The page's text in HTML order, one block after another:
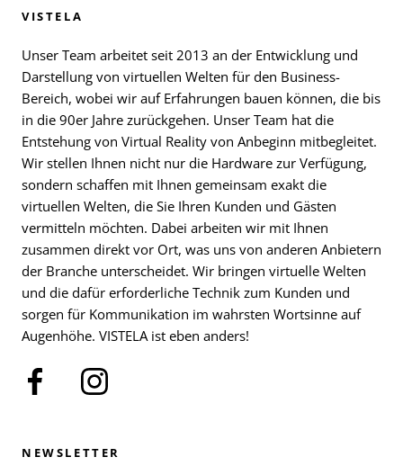
VISTELA
Unser Team arbeitet seit 2013 an der Entwicklung und
Darstellung von virtuellen Welten für den Business-
Bereich, wobei wir auf Erfahrungen bauen können, die bis
in die 90er Jahre zurückgehen. Unser Team hat die
Entstehung von Virtual Reality von Anbeginn mitbegleitet.
Wir stellen Ihnen nicht nur die Hardware zur Verfügung,
sondern schaffen mit Ihnen gemeinsam exakt die
virtuellen Welten, die Sie Ihren Kunden und Gästen
vermitteln möchten. Dabei arbeiten wir mit Ihnen
zusammen direkt vor Ort, was uns von anderen Anbietern
der Branche unterscheidet. Wir bringen virtuelle Welten
und die dafür erforderliche Technik zum Kunden und
sorgen für Kommunikation im wahrsten Wortsinne auf
Augenhöhe. VISTELA ist eben anders!
NEWSLETTER